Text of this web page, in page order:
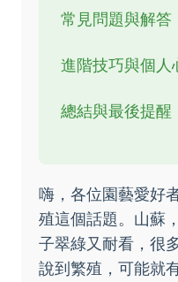
常見問題與解答
進階技巧與個人
總結與最後提醒
嗨，各位園藝愛好
殖這個話題。山蘇
子翠綠又耐看，很
說到繁殖，可能就